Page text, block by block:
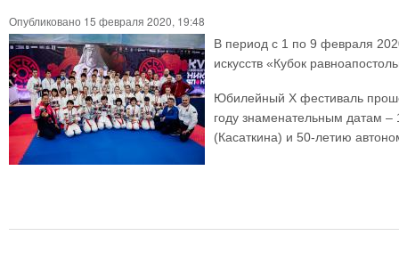
Опубликовано 15 февраля 2020, 19:48
В период с 1 по 9 февраля
искусств «Кубок
Юбилейный Х фестиваль
году знаменательным датам –
(Касаткина) и 50-летию